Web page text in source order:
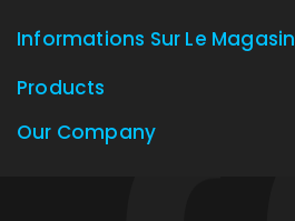
Informations Sur Le Magasin
Products
Our Company